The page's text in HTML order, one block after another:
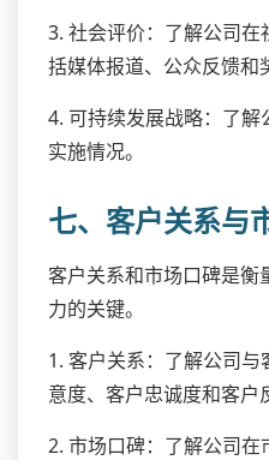
3. 社会评价：了解公司
括媒体报道、公众反馈和
4. 可持续发展战略：了
实施情况。
七、客户关系与
客户关系和市场口碑是衡
力的关键。
1. 客户关系：了解公司
意度、客户忠诚度和客户
2. 市场口碑：了解公司